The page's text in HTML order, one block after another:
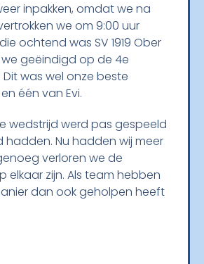
inpakken, omdat we na
we om 9:00 uur
ochtend was SV 1919 Ober
geëindigd op de 4e
was wel onze beste
één van Evi.
wedstrijd werd pas gespeeld
hadden. Nu hadden wij meer
verloren we de
elkaar zijn. Als team hebben
dan ook geholpen heeft